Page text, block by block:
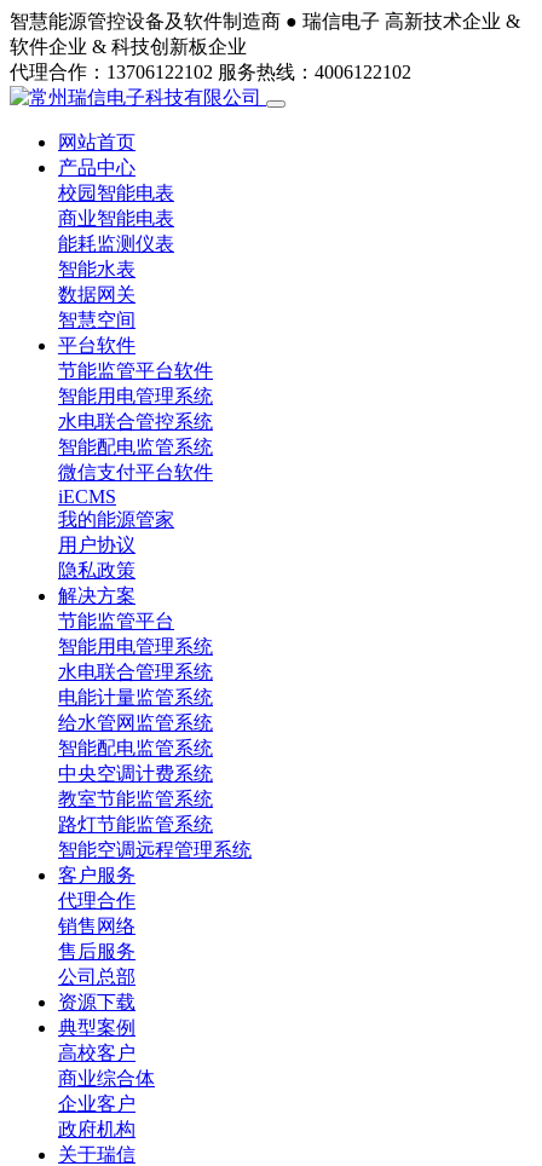
智慧能源管控设备及软件制造商 ● 瑞信电子 高新技术企业 &
软件企业 & 科技创新板企业
代理合作：13706122102 服务热线：4006122102
网站首页
产品中心
校园智能电表
商业智能电表
能耗监测仪表
智能水表
数据网关
智慧空间
平台软件
节能监管平台软件
智能用电管理系统
水电联合管控系统
智能配电监管系统
微信支付平台软件
iECMS
我的能源管家
用户协议
隐私政策
解决方案
节能监管平台
智能用电管理系统
水电联合管理系统
电能计量监管系统
给水管网监管系统
智能配电监管系统
中央空调计费系统
教室节能监管系统
路灯节能监管系统
智能空调远程管理系统
客户服务
代理合作
销售网络
售后服务
公司总部
资源下载
典型案例
高校客户
商业综合体
企业客户
政府机构
关于瑞信